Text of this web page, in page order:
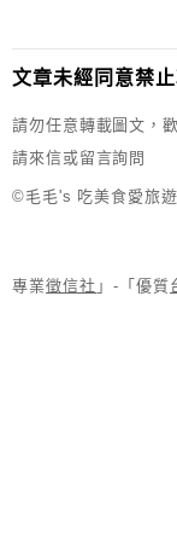
文章未經同意禁
請勿任意轉載圖文，
請來信或留言詢問
©毛毛's 吃美食愛旅
專業徵信社 」-「優質